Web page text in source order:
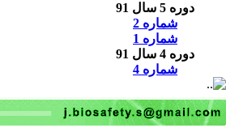
دوره 5 سال 91
شماره 2
شماره 1
دوره 4 سال 91
شماره 4